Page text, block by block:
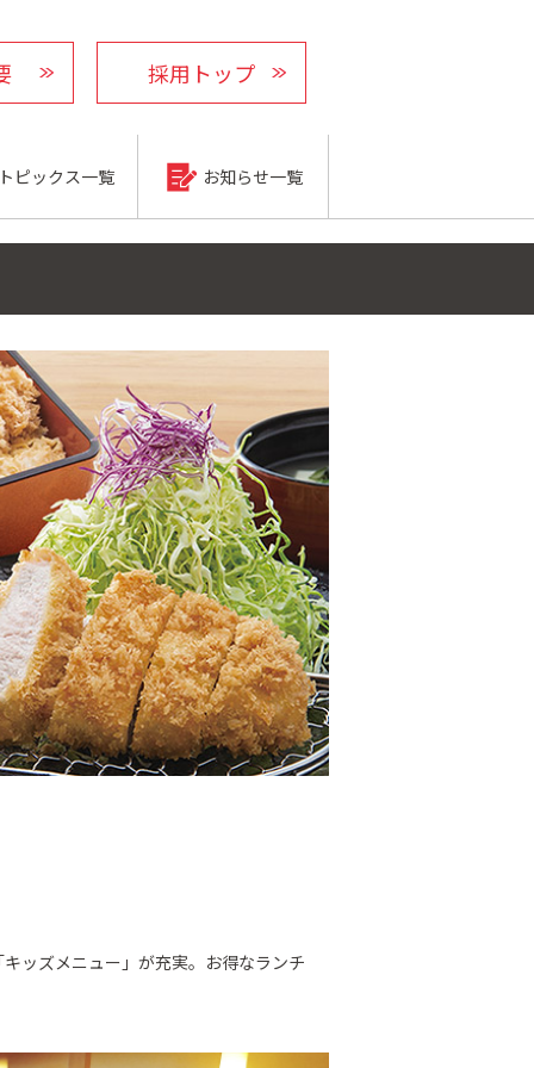
採用トップ
ピックス一覧 お知らせ一覧
ッズメニュー」が充実。お得なランチ